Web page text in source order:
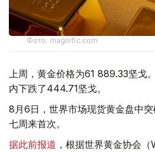
Фото: magnific.com
上周，黄金价格为61 889.33坚戈
内下跌了444.71坚戈。
8月6日，世界市场现货黄金盘中
七周来首次。
据此前报道 ，根据世界黄金协会